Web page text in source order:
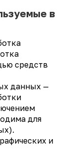
в
средств
данных —
для
и